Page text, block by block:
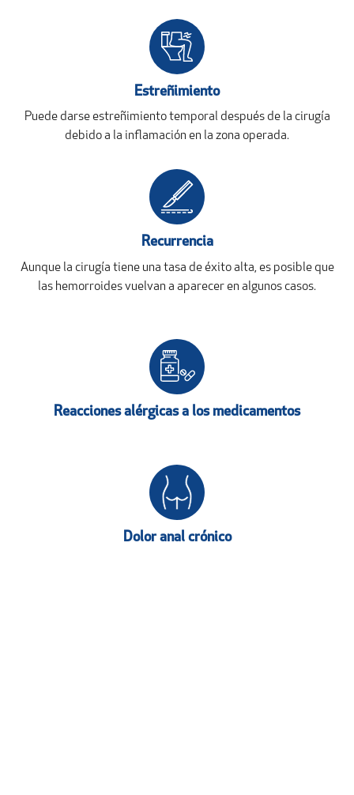
Estreñimiento
Puede darse estreñimiento temporal después de la cirugía
debido a la inflamación en la zona operada.
Recurrencia
Aunque la cirugía tiene una tasa de éxito alta, es posible que
las hemorroides vuelvan a aparecer en algunos casos.
Reacciones alérgicas a los medicamentos
Dolor anal crónico